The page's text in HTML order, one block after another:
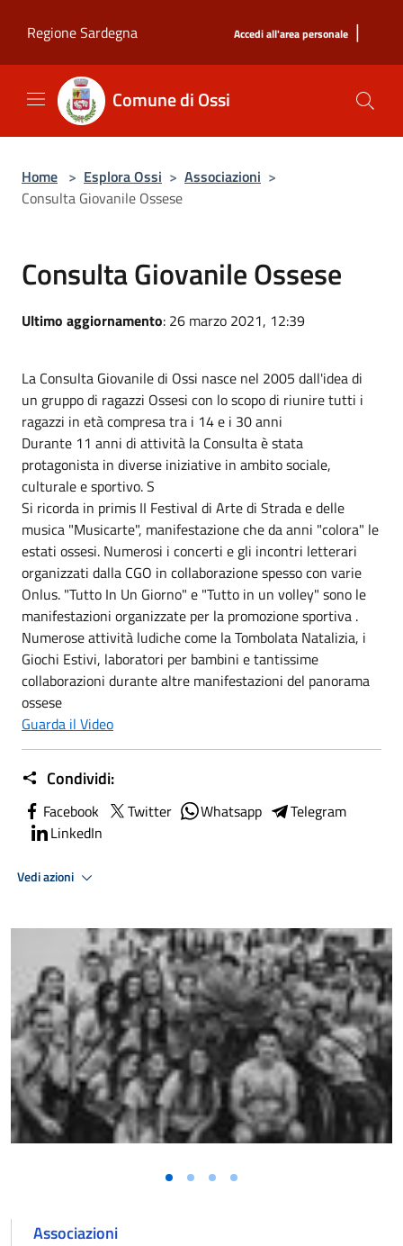
Regione Sardegna
Accedi all'area personale |
Comune di Ossi
Home > Esplora Ossi > Associazioni >
Consulta Giovanile Ossese
Consulta Giovanile Ossese
Ultimo aggiornamento: 26 marzo 2021, 12:39
La Consulta Giovanile di Ossi nasce nel 2005 dall'idea di
un gruppo di ragazzi Ossesi con lo scopo di riunire tutti i
ragazzi in età compresa tra i 14 e i 30 anni
Durante 11 anni di attività la Consulta è stata
protagonista in diverse iniziative in ambito sociale,
culturale e sportivo. S
Si ricorda in primis II Festival di Arte di Strada e delle
musica "Musicarte", manifestazione che da anni "colora" le
estati ossesi. Numerosi i concerti e gli incontri letterari
organizzati dalla CGO in collaborazione spesso con varie
Onlus. "Tutto In Un Giorno" e "Tutto in un volley" sono le
manifestazioni organizzate per la promozione sportiva .
Numerose attività ludiche come la Tombolata Natalizia, i
Giochi Estivi, laboratori per bambini e tantissime
collaborazioni durante altre manifestazioni del panorama
ossese
Guarda il Video
Condividi:
Facebook Twitter Whatsapp
Telegram
LinkedIn
Vedi azioni
Associazioni